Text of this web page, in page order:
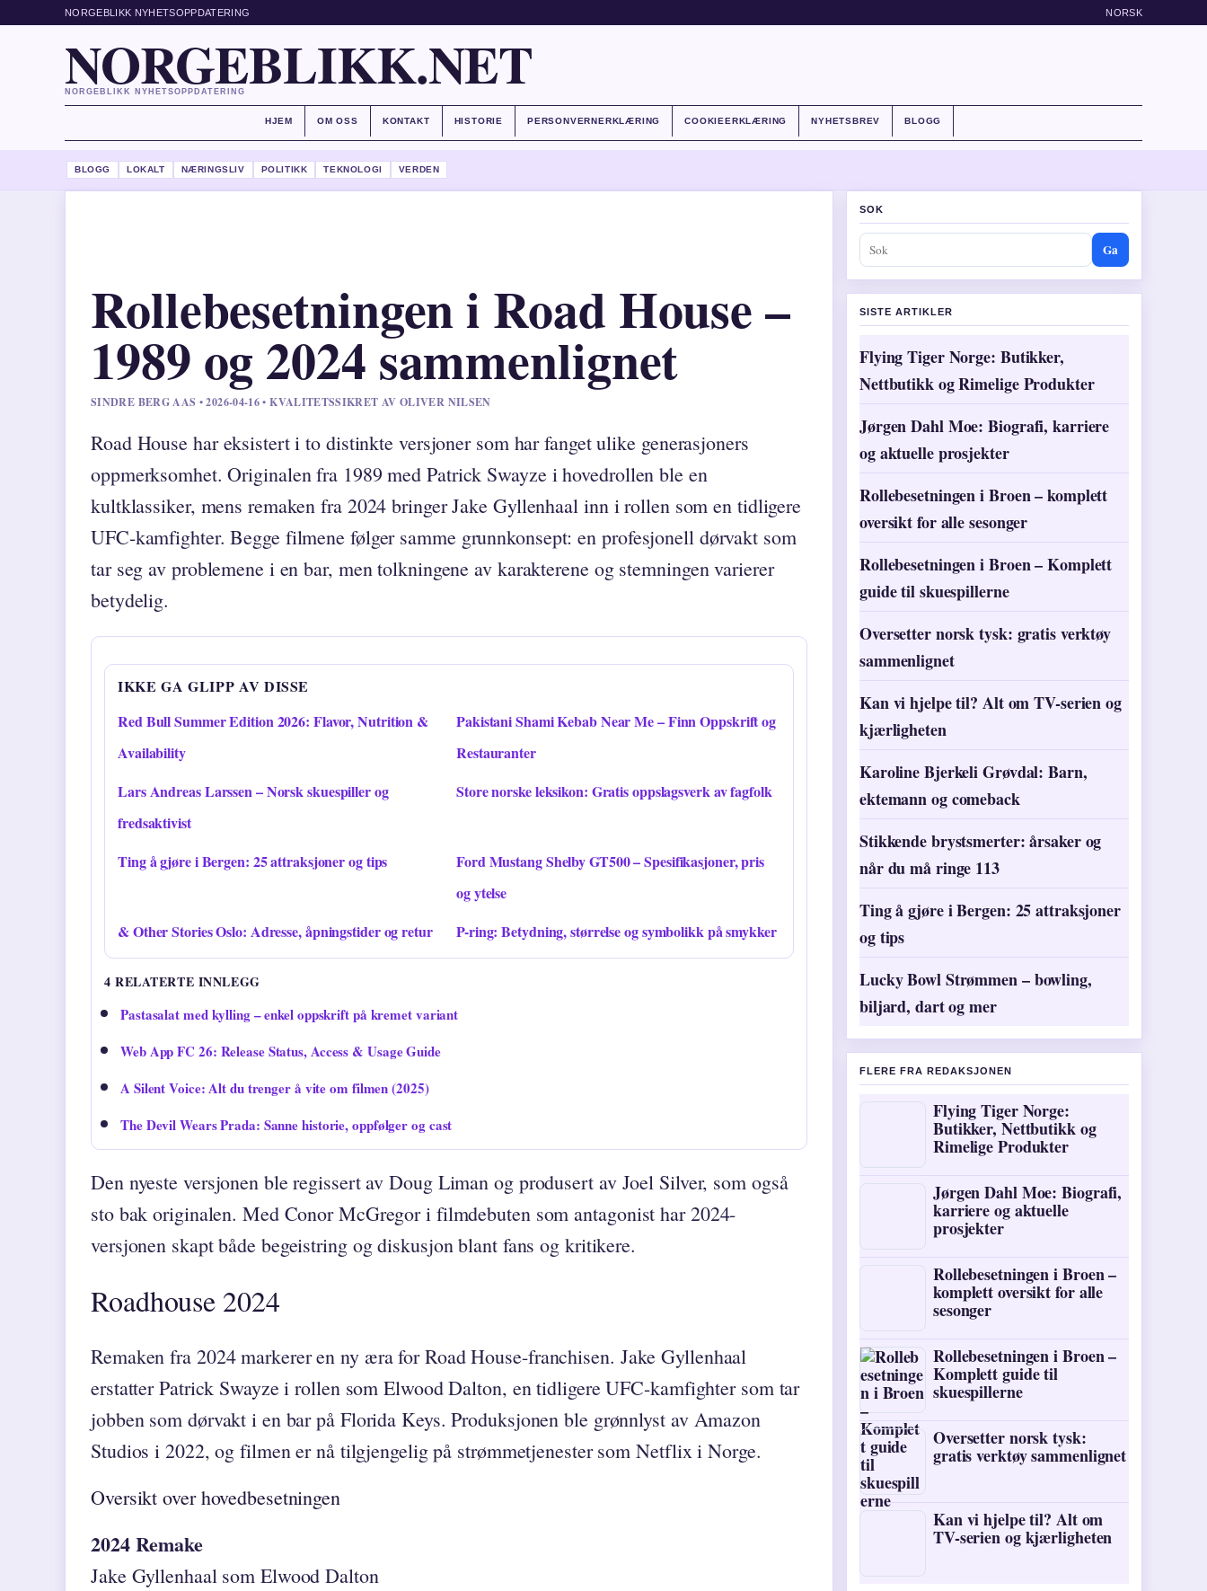
NORGEBLIKK NYHETSOPPDATERING NORSK
NORGEBLIKK.NET
NORGEBLIKK NYHETSOPPDATERING
HJEM OM OSS KONTAKT HISTORIE PERSONVERNERKLÆRING COOKIEERKLÆRING NYHETSBREV BLOGG
BLOGG LOKALT NÆRINGSLIV POLITIKK TEKNOLOGI VERDEN
Rollebesetningen i Road House –
1989 og 2024 sammenlignet
SINDRE BERG AAS • 2026-04-16 • KVALITETSSIKRET AV OLIVER NILSEN
Road House har eksistert i to distinkte versjoner som har fanget ulike generasjoners
oppmerksomhet. Originalen fra 1989 med Patrick Swayze i hovedrollen ble en
kultklassiker, mens remaken fra 2024 bringer Jake Gyllenhaal inn i rollen som en tidligere
UFC-kamfighter. Begge filmene følger samme grunnkonsept: en profesjonell dørvakt som
tar seg av problemene i en bar, men tolkningene av karakterene og stemningen varierer
betydelig.
IKKE GA GLIPP AV DISSE
Red Bull Summer Edition 2026: Flavor, Nutrition &
Availability
Pakistani Shami Kebab Near Me – Finn Oppskrift og
Restauranter
Lars Andreas Larssen – Norsk skuespiller og
fredsaktivist
Store norske leksikon: Gratis oppslagsverk av fagfolk
Ting å gjøre i Bergen: 25 attraksjoner og tips
Ford Mustang Shelby GT500 – Spesifikasjoner, pris
og ytelse
& Other Stories Oslo: Adresse, åpningstider og retur
P-ring: Betydning, størrelse og symbolikk på smykker
4 RELATERTE INNLEGG
Pastasalat med kylling – enkel oppskrift på kremet variant
Web App FC 26: Release Status, Access & Usage Guide
A Silent Voice: Alt du trenger å vite om filmen (2025)
The Devil Wears Prada: Sanne historie, oppfølger og cast
Den nyeste versjonen ble regissert av Doug Liman og produsert av Joel Silver, som også
sto bak originalen. Med Conor McGregor i filmdebuten som antagonist har 2024-
versjonen skapt både begeistring og diskusjon blant fans og kritikere.
Roadhouse 2024
Remaken fra 2024 markerer en ny æra for Road House-franchisen. Jake Gyllenhaal
erstatter Patrick Swayze i rollen som Elwood Dalton, en tidligere UFC-kamfighter som tar
jobben som dørvakt i en bar på Florida Keys. Produksjonen ble grønnlyst av Amazon
Studios i 2022, og filmen er nå tilgjengelig på strømmetjenester som Netflix i Norge.
Oversikt over hovedbesetningen
2024 Remake
Jake Gyllenhaal som Elwood Dalton
SOK
Ga
SISTE ARTIKLER
Flying Tiger Norge: Butikker,
Nettbutikk og Rimelige Produkter
Jørgen Dahl Moe: Biografi, karriere
og aktuelle prosjekter
Rollebesetningen i Broen – komplett
oversikt for alle sesonger
Rollebesetningen i Broen – Komplett
guide til skuespillerne
Oversetter norsk tysk: gratis verktøy
sammenlignet
Kan vi hjelpe til? Alt om TV-serien og
kjærligheten
Karoline Bjerkeli Grøvdal: Barn,
ektemann og comeback
Stikkende brystsmerter: årsaker og
når du må ringe 113
Ting å gjøre i Bergen: 25 attraksjoner
og tips
Lucky Bowl Strømmen – bowling,
biljard, dart og mer
FLERE FRA REDAKSJONEN
Flying Tiger Norge:
Butikker, Nettbutikk og
Rimelige Produkter
Jørgen Dahl Moe: Biografi,
karriere og aktuelle
prosjekter
Rollebesetningen i Broen –
komplett oversikt for alle
sesonger
Rollebesetningen i Broen –
Komplett guide til
skuespillerne
Oversetter norsk tysk:
gratis verktøy sammenlignet
Kan vi hjelpe til? Alt om
TV-serien og kjærligheten